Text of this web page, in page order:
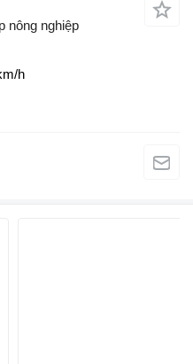
nông nghiệp
h